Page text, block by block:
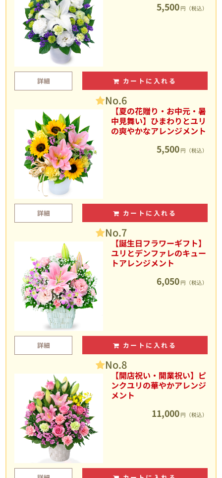
5,500 円（税込）
詳細 カートに入れる
No.6
【夏の花贈り・お中元・暑
中見舞い】ひまわりとユリ
の爽やかなアレンジメント
5,500 円（税込）
詳細 カートに入れる
No.7
【誕生日フラワーギフト】
ユリとデンファレのキュー
トアレンジメント
6,050 円（税込）
詳細 カートに入れる
No.8
【開店祝い・開業祝い】ピ
ンクユリの華やかアレンジ
メント
11,000 円（税込）